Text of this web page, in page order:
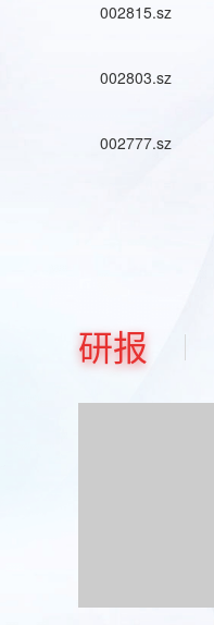
002815.sz
002803.sz
002777.sz
研报